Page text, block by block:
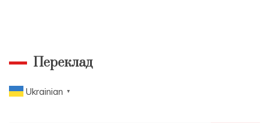
Переклад
Ukrainian ▼